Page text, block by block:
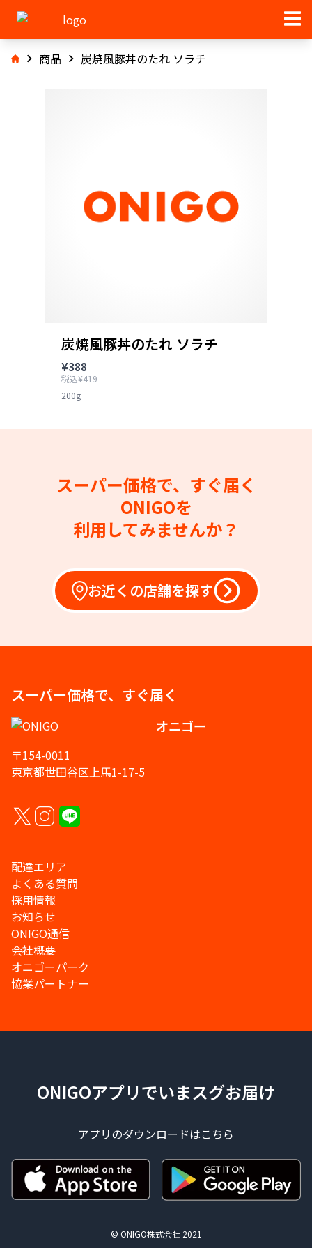
商品 炭焼風豚丼のたれ ソラチ
炭焼風豚丼のたれ ソラチ
¥388
税込¥419
200g
スーパー価格で、すぐ届く
ONIGOを
利用してみませんか？
お近くの店舗を探す
スーパー価格で、すぐ届く
オニゴー
〒154-0011
東京都世田谷区上馬1-17-5
配達エリア
よくある質問
採用情報
お知らせ
ONIGO通信
会社概要
オニゴーパーク
協業パートナー
ONIGOアプリでいまスグお届け
アプリのダウンロードはこちら
© ONIGO株式会社 2021